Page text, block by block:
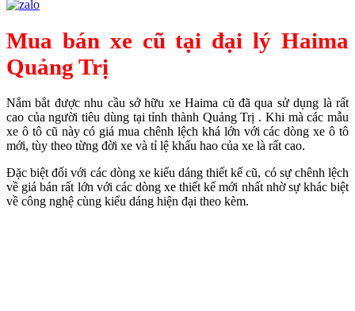
Mua bán xe cũ tại đại lý Haima
Quảng Trị
Nắm bắt được nhu cầu sở hữu xe Haima cũ đã qua sử dụng là rất
cao của người tiêu dùng tại tỉnh thành Quảng Trị . Khi mà các mẫu
xe ô tô cũ này có giá mua chênh lệch khá lớn với các dòng xe ô tô
mới, tùy theo từng đời xe và tỉ lệ khấu hao của xe là rất cao.
Đặc biệt đối với các dòng xe kiểu dáng thiết kế cũ, có sự chênh lệch
về giá bán rất lớn với các dòng xe thiết kế mới nhất nhờ sự khác biệt
về công nghệ cùng kiểu dáng hiện đại theo kèm.